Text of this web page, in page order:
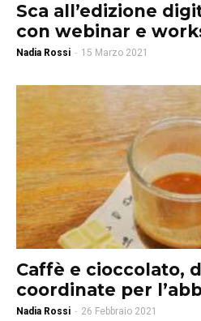
Sca all’edizione
con webinar e
Nadia Rossi - 15 Marzo 2021
Caffè e cioccolato,
coordinate per
Nadia Rossi - 26 Febbraio 2021